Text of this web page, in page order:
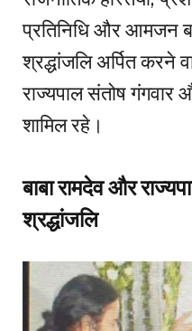
प्रतिनिधि और आमजन
श्रद्धांजलि अर्पित करने
राज्यपाल संतोष गंगवार
शामिल रहे।
बाबा रामदेव और
श्रद्धांजलि